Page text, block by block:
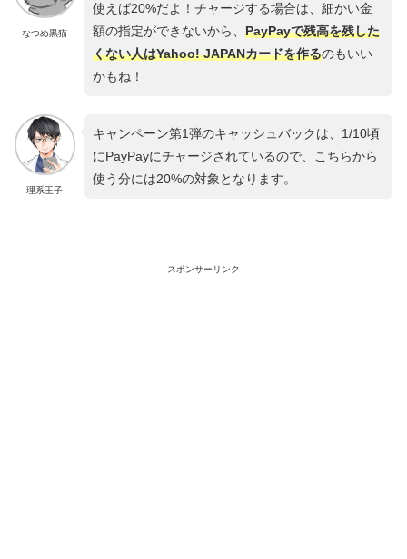
なつめ黒猫
使えば20%だよ！チャージする場合は、細かい金
額の指定ができないから、 PayPayで残高を残した
くない人はYahoo! JAPANカードを作るのもいい
かもね！
理系王子
キャンペーン第1弾のキャッシュバックは、1/10頃
にPayPayにチャージされているので、こちらから
使う分には20%の対象となります。
スポンサーリンク